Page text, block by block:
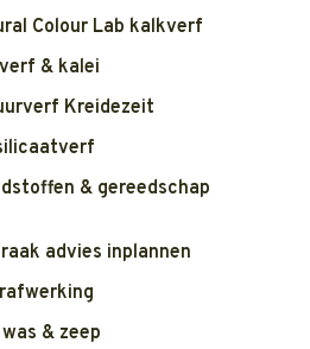
Colour Lab kalkverf
& kalei
Kreidezeit
& gereedschap
advies inplannen
& zeep